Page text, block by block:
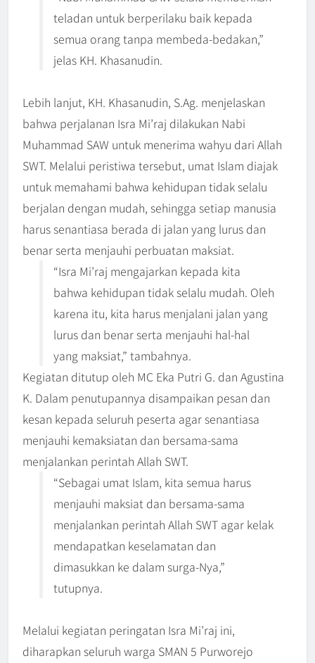
teladan untuk berperilaku baik kepada
semua orang tanpa membeda-bedakan,”
jelas KH. Khasanudin.
Lebih lanjut, KH. Khasanudin, S.Ag. menjelaskan
bahwa perjalanan Isra Mi’raj dilakukan Nabi
Muhammad SAW untuk menerima wahyu dari Allah
SWT. Melalui peristiwa tersebut, umat Islam diajak
untuk memahami bahwa kehidupan tidak selalu
berjalan dengan mudah, sehingga setiap manusia
harus senantiasa berada di jalan yang lurus dan
benar serta menjauhi perbuatan maksiat.
“Isra Mi’raj mengajarkan kepada kita
bahwa kehidupan tidak selalu mudah. Oleh
karena itu, kita harus menjalani jalan yang
lurus dan benar serta menjauhi hal-hal
yang maksiat,” tambahnya.
Kegiatan ditutup oleh MC Eka Putri G. dan Agustina
K. Dalam penutupannya disampaikan pesan dan
kesan kepada seluruh peserta agar senantiasa
menjauhi kemaksiatan dan bersama-sama
menjalankan perintah Allah SWT.
“Sebagai umat Islam, kita semua harus
menjauhi maksiat dan bersama-sama
menjalankan perintah Allah SWT agar kelak
mendapatkan keselamatan dan
dimasukkan ke dalam surga-Nya,”
tutupnya.
Melalui kegiatan peringatan Isra Mi’raj ini,
diharapkan seluruh warga SMAN 5 Purworejo